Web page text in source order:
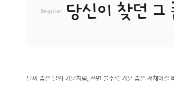
Regular 당신이 찾던 그
날씨 좋은 날의 기분처럼, 쓰면 쓸수록 기분 좋은 서체이길